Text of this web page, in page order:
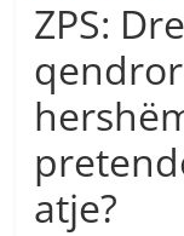
ZPS:
atje?